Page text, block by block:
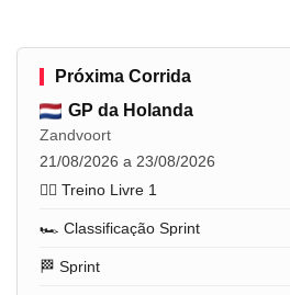
Próxima Corrida
GP da Holanda
Zandvoort
21/08/2026 a 23/08/2026
🏋️‍♂️ Treino Livre 1
🏎️ Classificação Sprint
🏁 Sprint